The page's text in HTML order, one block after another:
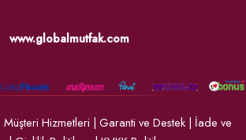
www.globalmutfak.com
Müşteri Hizmetleri | Garanti ve Destek| İade ve